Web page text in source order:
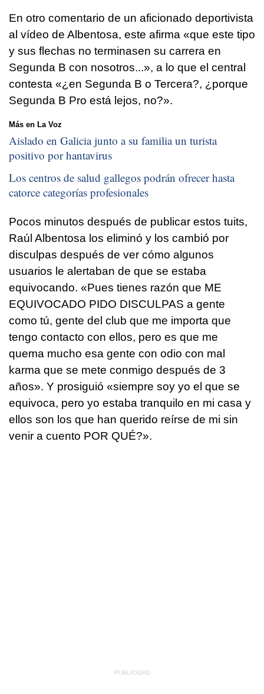
En otro comentario de un aficionado deportivista
al vídeo de Albentosa, este afirma «que este tipo
y sus flechas no terminasen su carrera en
Segunda B con nosotros...», a lo que el central
contesta «¿en Segunda B o Tercera?, ¿porque
Segunda B Pro está lejos, no?».
Más en La Voz
Aislado en Galicia junto a su familia un turista
positivo por hantavirus
Los centros de salud gallegos podrán ofrecer hasta
catorce categorías profesionales
Pocos minutos después de publicar estos tuits,
Raúl Albentosa los eliminó y los cambió por
disculpas después de ver cómo algunos
usuarios le alertaban de que se estaba
equivocando. «Pues tienes razón que ME
EQUIVOCADO PIDO DISCULPAS a gente
como tú, gente del club que me importa que
tengo contacto con ellos, pero es que me
quema mucho esa gente con odio con mal
karma que se mete conmigo después de 3
años». Y prosiguió «siempre soy yo el que se
equivoca, pero yo estaba tranquilo en mi casa y
ellos son los que han querido reírse de mi sin
venir a cuento POR QUÉ?».